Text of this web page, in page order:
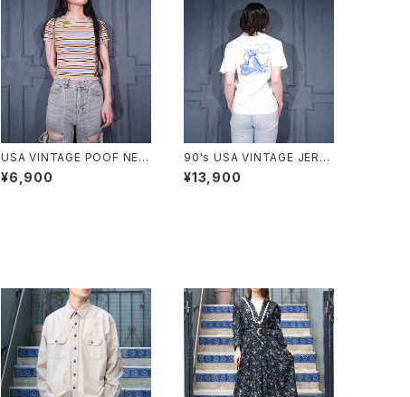
USA VINTAGE POOF NEW
YORK COLORFUL BORDE
R PATTERNED HALF SLEE
¥6,900
90's USA VINTAGE JERZ
EES CAPCOM MEGA MAN
PRINT DESIGN T SHIRT/9
¥13,900